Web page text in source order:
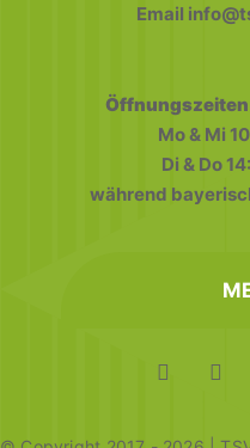
Email
Mo & Mi
Di & Do
während